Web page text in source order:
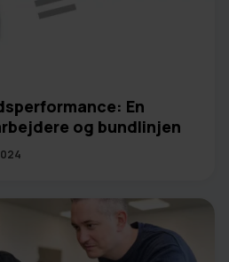
En
og bundlinjen